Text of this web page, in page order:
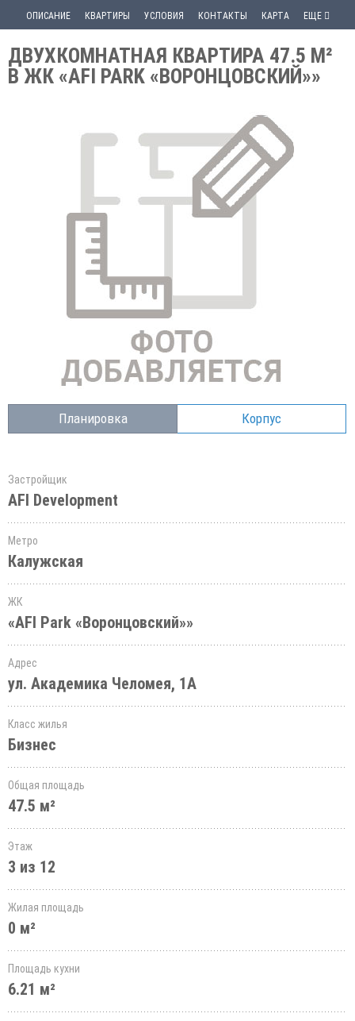
ОПИСАНИЕ КВАРТИРЫ УСЛОВИЯ КОНТАКТЫ КАРТА ЕЩЕ
ДВУХКОМНАТНАЯ КВАРТИРА 47.5 М²
В ЖК «AFI PARK «ВОРОНЦОВСКИЙ»»
Планировка Корпус
Застройщик
AFI Development
Метро
Калужская
ЖК
«AFI Park «Воронцовский»»
Адрес
ул. Академика Челомея, 1А
Класс жилья
Бизнес
Общая площадь
47.5 м²
Этаж
3 из 12
Жилая площадь
0 м²
Площадь кухни
6.21 м²